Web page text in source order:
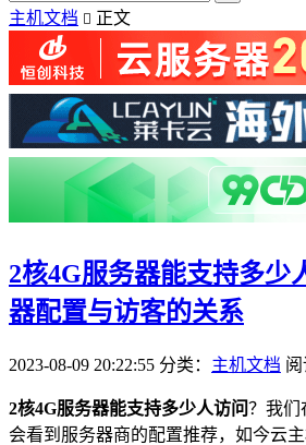
主机文档  正文
2核4G服务器能支持多少
器配置与访客的关系
2023-08-09 20:22:55 分类： 主机文档 阅
2核4G服务器能支持多少人访问？我们
会看到服务器商的配置推荐，如今云